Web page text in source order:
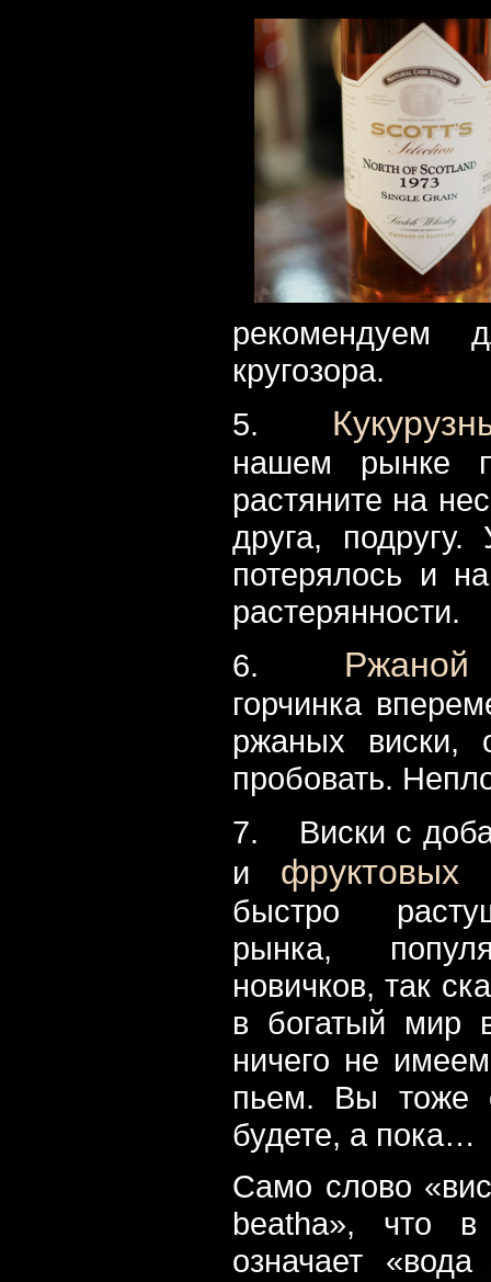
рекомендуем
кругозора.
5.
нашем рынке
растяните на
друга,
потерялось и
растерянности.
6. Ржаной
горчинка
ржаных виски,
пробовать.
7. Виски с
и фруктовых
быстро
рынка,
новичков, так
в богатый мир
ничего не
пьем. Вы тоже
будете, а пока…
Само слово
beatha», что
означает